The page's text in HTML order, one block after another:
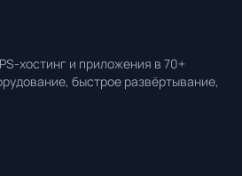
хостинг и приложения в 70+
быстрое развёртывание,